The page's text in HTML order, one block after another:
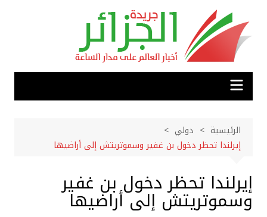
المحتوى
الرئيسية
دولي
إيرلندا تحظر دخول بن غفير وسموتريتش إلى أراضيها
إيرلندا تحظر دخول بن غفير
وسموتريتش إلى أراضيها